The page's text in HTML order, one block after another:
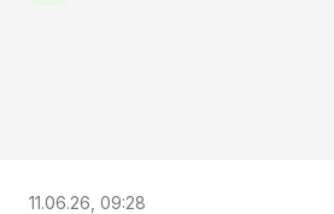
11.06.26, 09:28